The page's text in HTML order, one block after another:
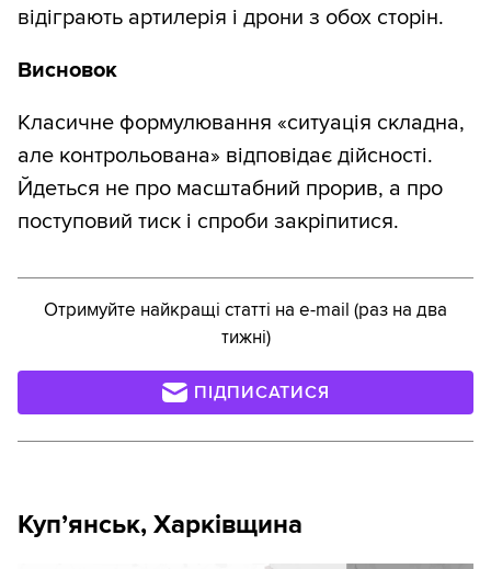
відіграють артилерія і дрони з обох сторін.
Висновок
Класичне формулювання «ситуація складна,
але контрольована» відповідає дійсності.
Йдеться не про масштабний прорив, а про
поступовий тиск і спроби закріпитися.
Отримуйте найкращі статті на e-mail (раз на два
тижні)
ПІДПИСАТИСЯ
Купʼянськ, Харківщина